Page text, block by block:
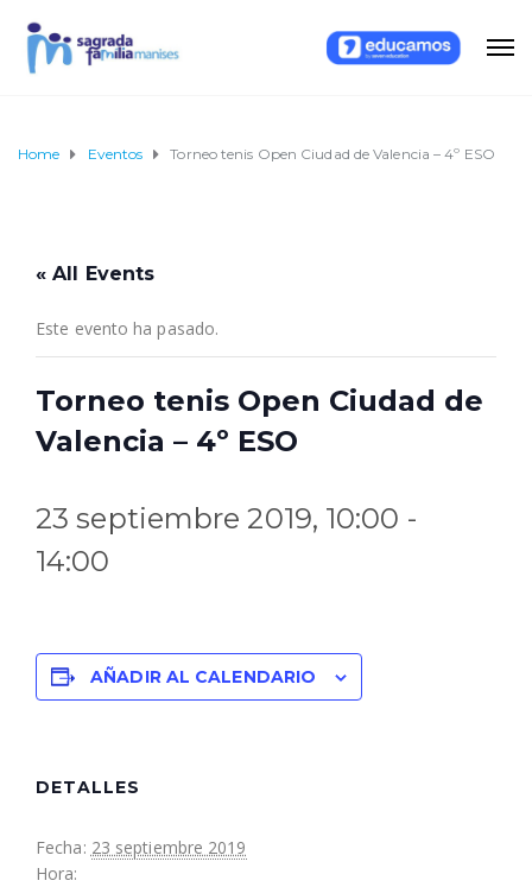
Home Eventos Torneo tenis Open Ciudad de Valencia – 4º ESO
« All Events
Este evento ha pasado.
Torneo tenis Open Ciudad de
Valencia – 4º ESO
23 septiembre 2019, 10:00 -
14:00
AÑADIR AL CALENDARIO
DETALLES
Fecha: 23 septiembre 2019
Hora: